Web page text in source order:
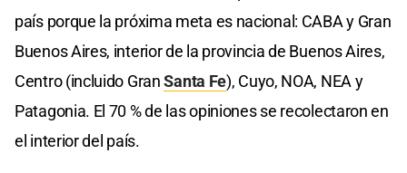
país porque la próxima meta es nacional: CABA y Gran
Buenos Aires, interior de la provincia de Buenos Aires,
Centro (incluido GranSanta Fe), Cuyo, NOA, NEA y
Patagonia. El 70 % de las opiniones se recolectaron en
el interior del país.